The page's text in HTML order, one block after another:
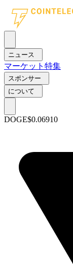
ニュース
マーケット 特集
スポンサー
について
DOGE$0.06910